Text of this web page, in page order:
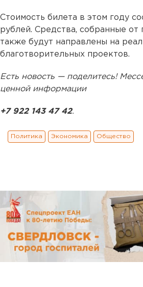
Стоимость билета в этом году
рублей. Средства, собранные от
также будут направлены на
благотворительных проектов.
Есть новость — поделитесь!
ценной информации
+7 922 143 47 42.
Политика Экономика Общество